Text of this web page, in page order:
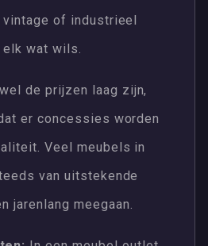
of industrieel
wat wils.
de prijzen laag zijn,
er concessies worden
Veel meubels in
van uitstekende
jarenlang meegaan.